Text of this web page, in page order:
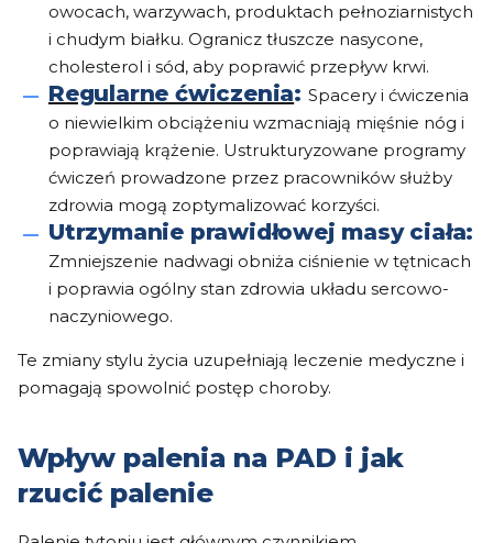
owocach, warzywach, produktach pełnoziarnistych
i chudym białku. Ogranicz tłuszcze nasycone,
cholesterol i sód, aby poprawić przepływ krwi.
Regularne ćwiczenia: Spacery i ćwiczenia
o niewielkim obciążeniu wzmacniają mięśnie nóg i
poprawiają krążenie. Ustrukturyzowane programy
ćwiczeń prowadzone przez pracowników służby
zdrowia mogą zoptymalizować korzyści.
Utrzymanie prawidłowej masy ciała:
Zmniejszenie nadwagi obniża ciśnienie w tętnicach
i poprawia ogólny stan zdrowia układu sercowo-
naczyniowego.
Te zmiany stylu życia uzupełniają leczenie medyczne i
pomagają spowolnić postęp choroby.
Wpływ palenia na PAD i jak
rzucić palenie